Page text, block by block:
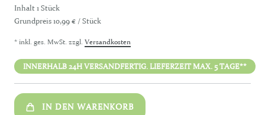
Inhalt1 Stück
Grundpreis10,99 € / Stück
* inkl. ges. MwSt. zzgl. Versandkosten
INNERHALB 24H VERSANDFERTIG. LIEFERZEIT MAX. 5 TAGE**
IN DEN WARENKORB